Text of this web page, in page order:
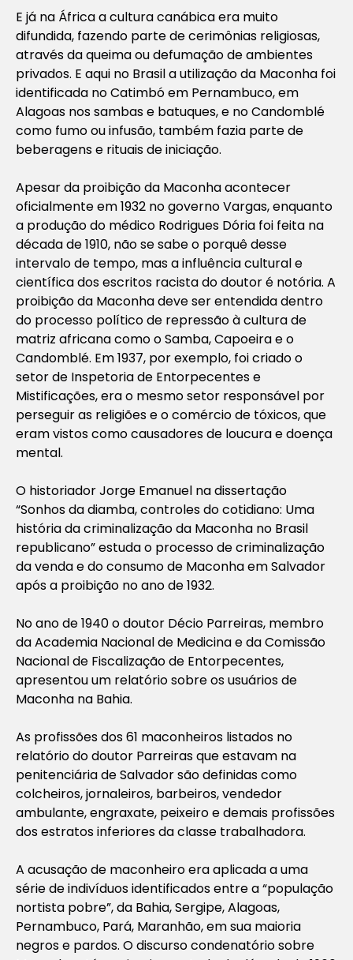
E já na África a cultura canábica era muito
difundida, fazendo parte de cerimônias religiosas,
através da queima ou defumação de ambientes
privados. E aqui no Brasil a utilização da Maconha foi
identificada no Catimbó em Pernambuco, em
Alagoas nos sambas e batuques, e no Candomblé
como fumo ou infusão, também fazia parte de
beberagens e rituais de iniciação.
Apesar da proibição da Maconha acontecer
oficialmente em 1932 no governo Vargas, enquanto
a produção do médico Rodrigues Dória foi feita na
década de 1910, não se sabe o porquê desse
intervalo de tempo, mas a influência cultural e
científica dos escritos racista do doutor é notória. A
proibição da Maconha deve ser entendida dentro
do processo político de repressão à cultura de
matriz africana como o Samba, Capoeira e o
Candomblé. Em 1937, por exemplo, foi criado o
setor de Inspetoria de Entorpecentes e
Mistificações, era o mesmo setor responsável por
perseguir as religiões e o comércio de tóxicos, que
eram vistos como causadores de loucura e doença
mental.
O historiador Jorge Emanuel na dissertação
“Sonhos da diamba, controles do cotidiano: Uma
história da criminalização da Maconha no Brasil
republicano”estuda o processo de criminalização
da venda e do consumo de Maconha em Salvador
após a proibição no ano de 1932.
No ano de 1940 o doutor Décio Parreiras, membro
da Academia Nacional de Medicina e da Comissão
Nacional de Fiscalização de Entorpecentes,
apresentou um relatório sobre os usuários de
Maconha na Bahia.
As profissões dos 61 maconheiros listados no
relatório do doutor Parreiras que estavam na
penitenciária de Salvador são definidas como
colcheiros, jornaleiros, barbeiros, vendedor
ambulante, engraxate, peixeiro e demais profissões
dos estratos inferiores da classe trabalhadora.
A acusação de maconheiro era aplicada a uma
série de indivíduos identificados entre a “população
nortista pobre”, da Bahia, Sergipe, Alagoas,
Pernambuco, Pará, Maranhão, em sua maioria
negros e pardos. O discurso condenatório sobre